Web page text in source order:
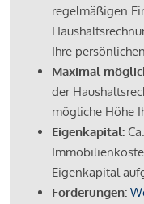
regelmäßigen
Ihre
Maximal
der
mögliche Höhe
Eigenkapital:
Eigenkapital
Förderungen: